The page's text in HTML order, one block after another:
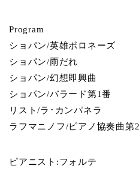
Program
ショパン/英雄ポロネーズ
ショパン/雨だれ
ショパン/幻想即興曲
ショパン/バラード第1番
リスト/ラ･カンパネラ
ラフマニノフ/ピアノ協奏曲第
ピアニスト:フォルテ